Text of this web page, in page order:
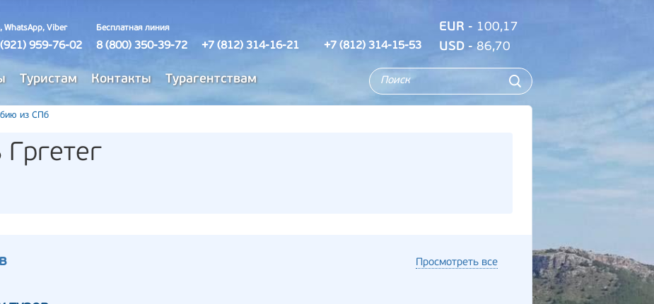
WhatsApp, Viber
959-76-02
Бесплатная линия
8 (800) 350-39-72 +7 (812) 314-16-21 +7 (812) 314-15-53
EUR - 100,17
USD - 86,70
Туристам Контакты Турагентствам
из СПб
Просмотреть все